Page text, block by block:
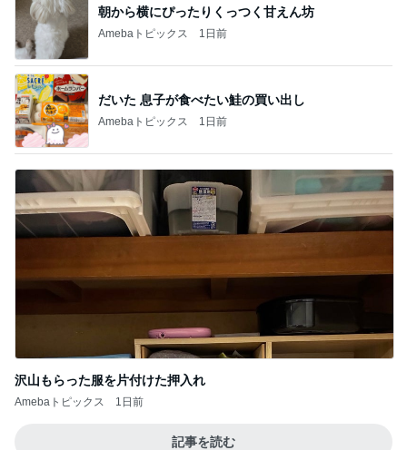
朝から横にぴったりくっつく甘えん坊
Amebaトピックス 1日前
だいた 息子が食べたい鮭の買い出し
Amebaトピックス 1日前
沢山もらった服を片付けた押入れ
Amebaトピックス 1日前
記事を読む